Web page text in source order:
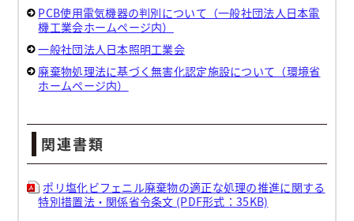
PCB使用電気機器の判別について（一般社団法人日本電
機工業会ホームページ内）
一般社団法人日本照明工業会
廃棄物処理法に基づく無害化認定施設について（環境省
ホームページ内）
関連書類
ポリ塩化ビフェニル廃棄物の適正な処理の推進に関する
特別措置法・関係省令条文 (PDF形式：35KB)